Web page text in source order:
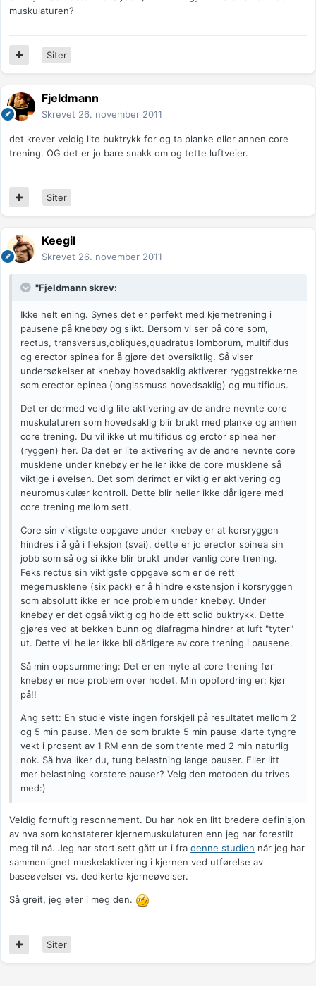
muskulaturen?
Siter
Fjeldmann
Skrevet 26. november 2011
det krever veldig lite buktrykk for og ta planke eller annen core
trening. OG det er jo bare snakk om og tette luftveier.
Siter
Keegil
Skrevet 26. november 2011
"Fjeldmann skrev:
Ikke helt ening. Synes det er perfekt med kjernetrening i
pausene på knebøy og slikt. Dersom vi ser på core som,
rectus, transversus,obliques,quadratus lomborum, multifidus
og erector spinea for å gjøre det oversiktlig. Så viser
undersøkelser at knebøy hovedsaklig aktiverer ryggstrekkerne
som erector epinea (longissmuss hovedsaklig) og multifidus.
Det er dermed veldig lite aktivering av de andre nevnte core
muskulaturen som hovedsaklig blir brukt med planke og annen
core trening. Du vil ikke ut multifidus og erctor spinea her
(ryggen) her. Da det er lite aktivering av de andre nevnte core
musklene under knebøy er heller ikke de core musklene så
viktige i øvelsen. Det som derimot er viktig er aktivering og
neuromuskulær kontroll. Dette blir heller ikke dårligere med
core trening mellom sett.
Core sin viktigste oppgave under knebøy er at korsryggen
hindres i å gå i fleksjon (svai), dette er jo erector spinea sin
jobb som så og si ikke blir brukt under vanlig core trening.
Feks rectus sin viktigste oppgave som er de rett
megemusklene (six pack) er å hindre ekstensjon i korsryggen
som absolutt ikke er noe problem under knebøy. Under
knebøy er det også viktig og holde ett solid buktrykk. Dette
gjøres ved at bekken bunn og diafragma hindrer at luft "tyter"
ut. Dette vil heller ikke bli dårligere av core trening i pausene.
Så min oppsummering: Det er en myte at core trening før
knebøy er noe problem over hodet. Min oppfordring er; kjør
på!!
Ang sett: En studie viste ingen forskjell på resultatet mellom 2
og 5 min pause. Men de som brukte 5 min pause klarte tyngre
vekt i prosent av 1 RM enn de som trente med 2 min naturlig
nok. Så hva liker du, tung belastning lange pauser. Eller litt
mer belastning korstere pauser? Velg den metoden du trives
med:)
Veldig fornuftig resonnement. Du har nok en litt bredere definisjon
av hva som konstaterer kjernemuskulaturen enn jeg har forestilt
meg til nå. Jeg har stort sett gått ut i fra denne studien når jeg har
sammenlignet muskelaktivering i kjernen ved utførelse av
baseøvelser vs. dedikerte kjerneøvelser.
Så greit, jeg eter i meg den.
Siter